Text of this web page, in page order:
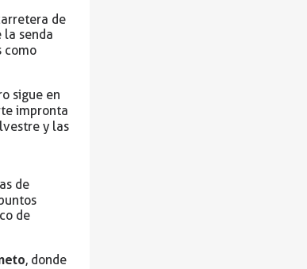
de
la senda
como
sigue en
impronta
y las
de
de
, donde